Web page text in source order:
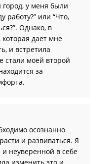
город, у меня были
работу?” или “Что,
Однако, в
которая дает мне
и встретила
стали моей второй
за
осознанно
и развиваться. Я
и неуверенной в себе